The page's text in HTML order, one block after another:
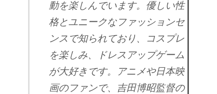
動を楽しんでいます。優しい性
格とユニークなファッションセ
ンスで知られており、コスプレ
を楽しみ、ドレスアップゲーム
が大好きです。アニメや日本映
画のファンで、吉田博昭監督の